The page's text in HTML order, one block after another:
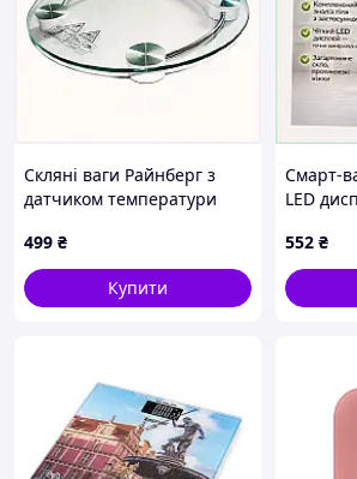
Скляні ваги Райнберг з
датчиком температури
499 ₴
Купити
Смарт-
LED
552 ₴